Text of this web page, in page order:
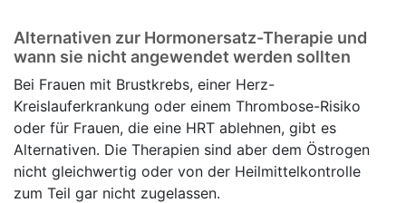
Alternativen zur Hormonersatz-Therapie und
wann sie nicht angewendet werden sollten
Bei Frauen mit Brustkrebs, einer Herz-
Kreislauferkrankung oder einem Thrombose-Risiko
oder für Frauen, die eine HRT ablehnen, gibt es
Alternativen. Die Therapien sind aber dem Östrogen
nicht gleichwertig oder von der Heilmittelkontrolle
zum Teil gar nicht zugelassen.